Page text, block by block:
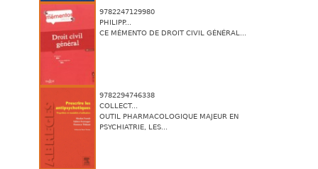
9782247129980
PHILIPP...
CE MÉMENTO DE DROIT CIVIL GÉNÉRAL...
9782294746338
COLLECT...
OUTIL PHARMACOLOGIQUE MAJEUR EN
PSYCHIATRIE, LES...